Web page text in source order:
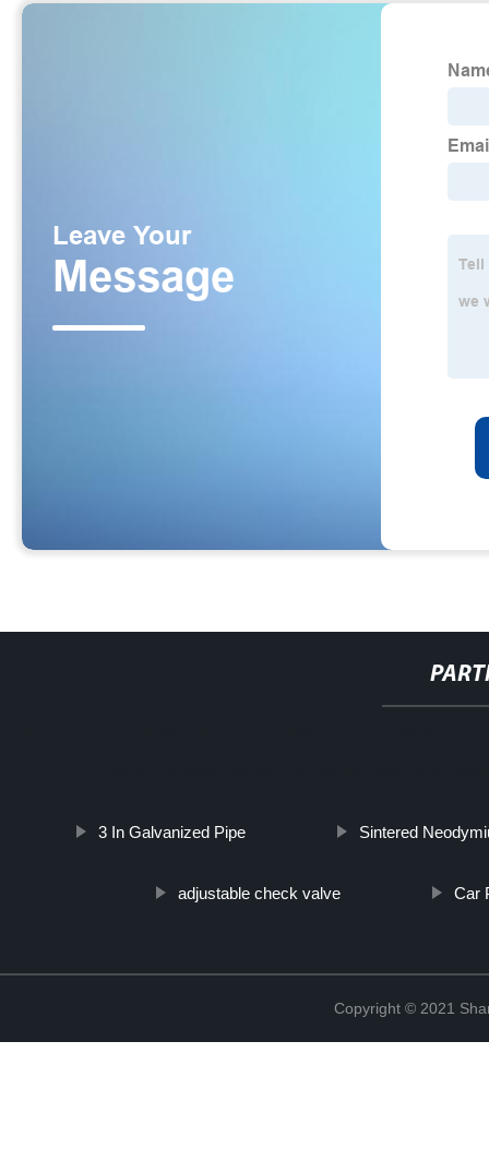
3 In Galvanized Pipe Sintered
adjustable check valve Car
Copyright © 2021